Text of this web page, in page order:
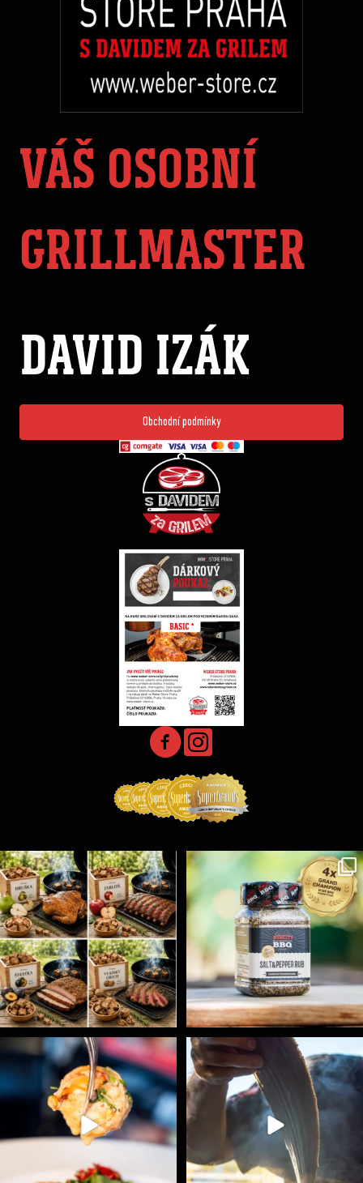
VÁŠ OSOBNÍ
GRILLMASTER
DAVID IZÁK
Obchodní podmínky
Udící špalíky - BORN TO SMOKE - různé druhy k...
3 0
Koření Suncity – autentická BBQ chuť u vás doma!...
1 0
Spoustu podobných triků, které vám usnadní nejenom...
9 0
Ryba na grilu je opravdu rychlá, a stejně tak...